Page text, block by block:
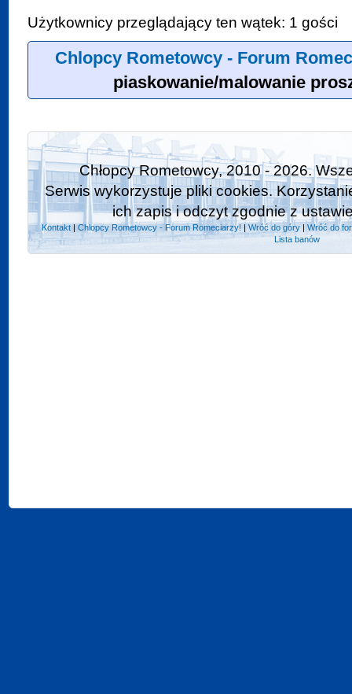
Użytkownicy przeglądający ten wątek: 1 gości
Chlopcy Rometowcy - Forum
piaskowanie/malowanie
Chłopcy Rometowcy, 2010 - 2026.
Serwis wykorzystuje pliki cookies.
ich zapis i odczyt zgodnie z
Kontakt| Chlopcy Rometowcy - Forum Romeciarzy! |Wróć do góry| Wróć do
Lista banów